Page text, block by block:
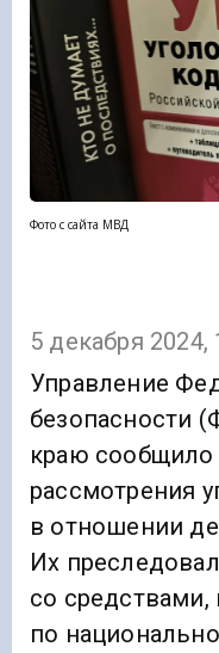
Фото с сайта МВД
5 декабря
Управление
безопасности
краю
рассмотрения
в отношении
Их
со
по